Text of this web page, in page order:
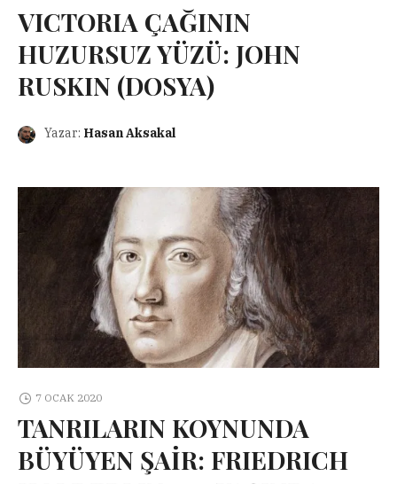
VICTORIA ÇAĞININ
HUZURSUZ YÜZÜ: JOHN
RUSKIN (DOSYA)
Yazar: Hasan Aksakal
7 OCAK 2020
TANRILARIN KOYNUNDA
BÜYÜYEN ŞAİR: FRIEDRICH